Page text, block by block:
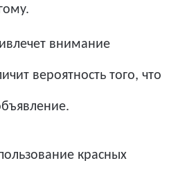
внимание
вероятность того, что
красных